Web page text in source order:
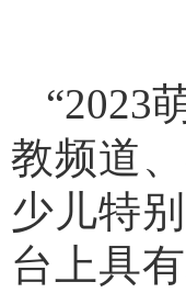
“2023
教频道
少儿特
台上具